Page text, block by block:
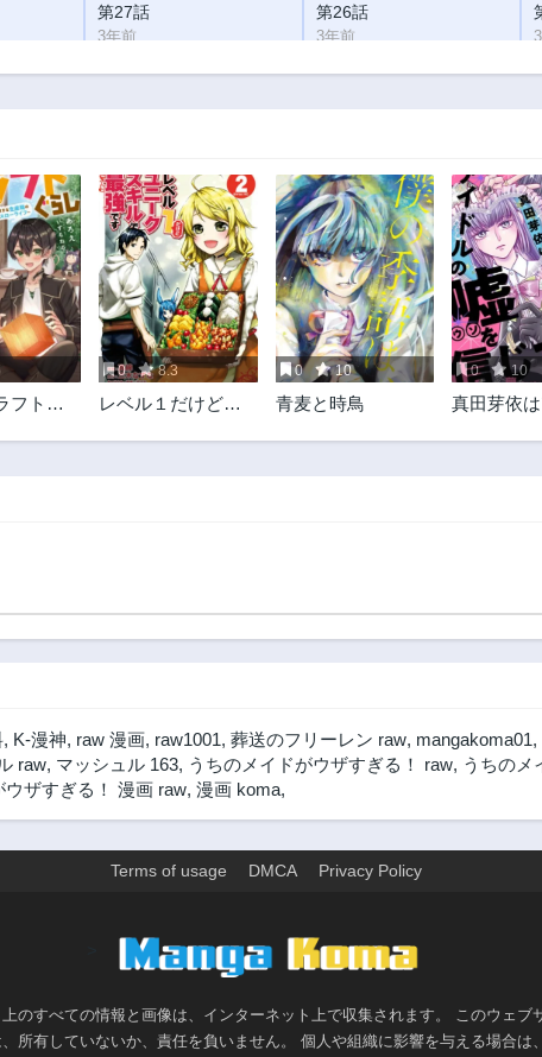
第27話
3年前
第26話
3年前
第22話 第21話
第12話
3年前
第11話
3年前
第7話
3年前
第6話
3年前
第2話
3年前
フトぐ
0 8.3
レベル１だけどユ
0 10
青麦と時鳥
0 10
真田芽依
, K-漫神, raw 漫画, raw1001, 葬送のフリーレン raw, mangakoma01,
raw, マッシュル 163, うちのメイドがウザすぎる！ raw, うちのメ
ウザすぎる！ 漫画 raw, 漫画 koma,
Terms of usage DMCA Privacy Policy
のすべての情報と画像は、インターネット上で収集されます。 このウェブ
所有していないか、責任を負いません。 個人や組織に影響を与える場合は